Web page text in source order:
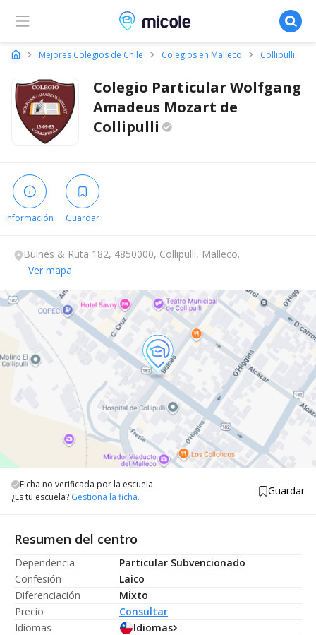
Micole, buscador de colegios
Mejores Colegios de Chile Colegios en Malleco Collipulli
Colegio Particular Wolfgang
Amadeus Mozart de
Collipulli
Información Guardar
Bulnes & Ruta 182, 4850000, Collipulli, Malleco.
Ver mapa
Ficha no verificada por la escuela.
¿Es tu escuela? Gestiona la ficha. Guardar
Resumen del centro
Dependencia
Particular Subvencionado
Confesión
Laico
Diferenciación
Mixto
Precio
Consultar
Idiomas
Idiomas